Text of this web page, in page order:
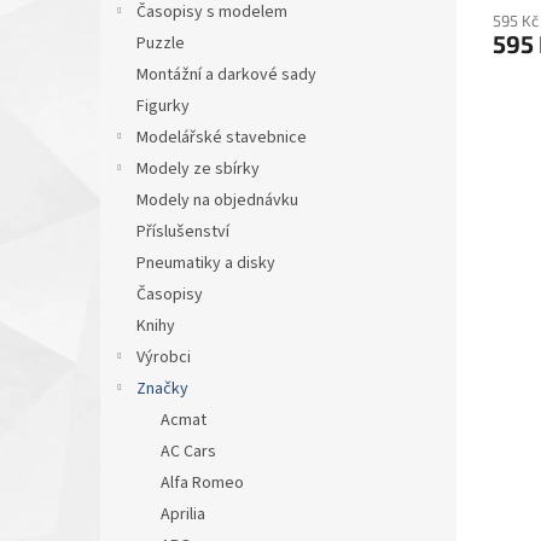
Časopisy s modelem
Puzzle
Montážní a darkové sady
Figurky
Modelářské stavebnice
Modely ze sbírky
Modely na objednávku
Příslušenství
Pneumatiky a disky
Časopisy
Knihy
Výrobci
Značky
Acmat
AC Cars
Alfa Romeo
Aprilia
595
595